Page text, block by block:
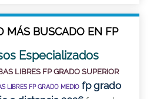
MÁS BUSCADO EN FP
Especializados
LIBRES FP GRADO SUPERIOR
LIBRES FP GRADO MEDIO fp grado